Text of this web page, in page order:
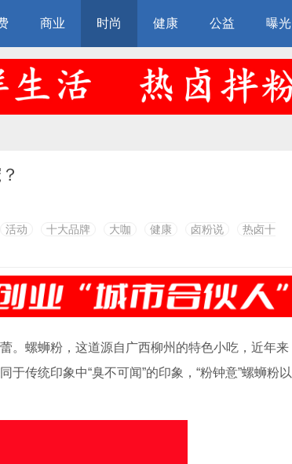
商业 时尚 健康 公益 曝光
活动 十大品牌 大咖 健康 卤粉说
热卤十
。螺蛳粉，这道源自广西柳州的特色小吃，近年来
传统印象中“臭不可闻”的印象，“粉钟意”螺蛳粉以